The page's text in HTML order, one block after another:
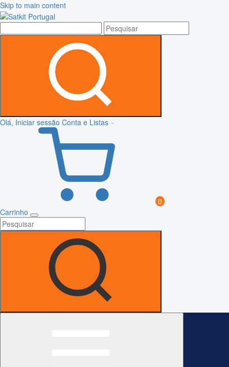
Skip to main content
Olá, Iniciar sessão Conta e Listas
0
Carrinho